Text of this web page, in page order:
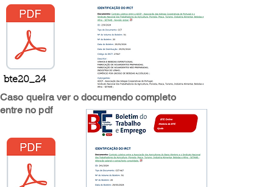
bte20_24
Caso queira ver o documendo completo
entre no pdf